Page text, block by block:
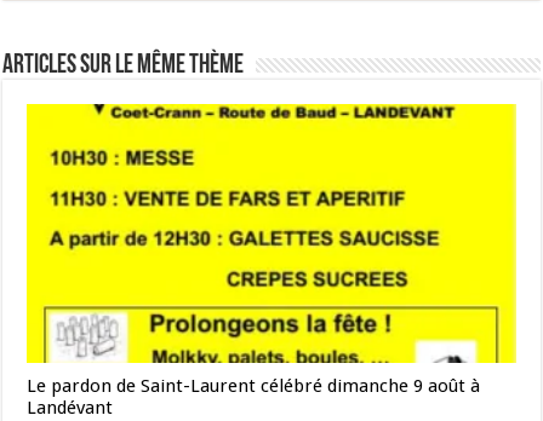
Articles sur le même thème
Le pardon de Saint-Laurent célébré dimanche 9 août à
Landévant